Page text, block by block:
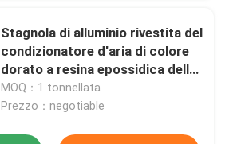
Stagnola di alluminio rivestita del
condizionatore d'aria di colore
dorato a resina epossidica della
lega 8079 per finstock con
0.152mm (0.006") spessore
MOQ：1 tonnellata
Prezzo：negotiable